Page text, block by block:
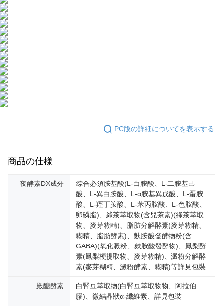
PC版の詳細についてを表示する
商品の仕様
夜酵素DX成分
綜合必須胺基酸(L-白胺酸、L-二胺基己
酸、L-異白胺酸、L-α胺基異戊酸、L-蛋胺
酸、L-羥丁胺酸、L-苯丙胺酸、L-色胺酸、
卵磷脂)、綠茶萃取物(含兒茶素)(綠茶萃取
物、麥芽糊精)、脂肪分解酵素(麥芽糊精、
糊精、脂肪酵素)、麩胺酸發酵物粉(含
GABA)(氧化澱粉、麩胺酸發酵物)、鳳梨酵
素(鳳梨梗提取物、麥芽糊精)、澱粉分解酵
素(麥芽糊精、澱粉酵素、糊精)等詳見包裝
殿醣酵素
白腎豆萃取物(白腎豆萃取物物、阿拉伯
膠)、微結晶狀α-纖維素、詳見包裝